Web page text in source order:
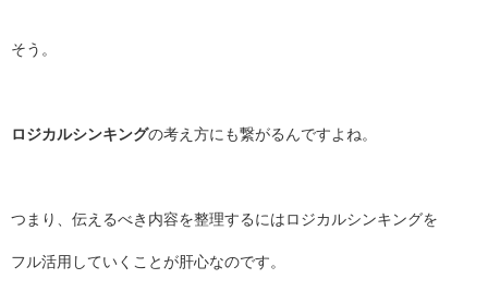
そう。
ロジカルシンキングの考え方にも繋がるんですよね。
つまり、伝えるべき内容を整理するにはロジカルシンキングを
フル活用していくことが肝心なのです。